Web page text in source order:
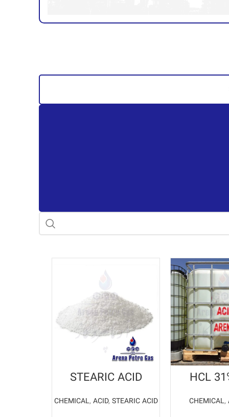
HCL
CHEMICAL,
STEARIC ACID
CHEMICAL, ACID, STEARIC ACID